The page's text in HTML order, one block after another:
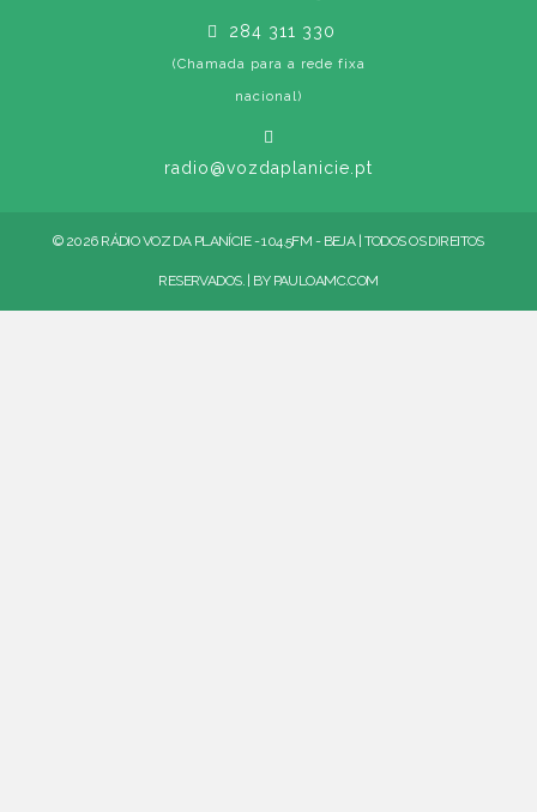
284 311 330
(Chamada para a rede fixa
nacional)
radio@vozdaplanicie.pt
© 2026 RÁDIO VOZ DA PLANÍCIE - 104.5FM - BEJA | TODOS OS DIREITOS
RESERVADOS. | BY PAULOAMC.COM